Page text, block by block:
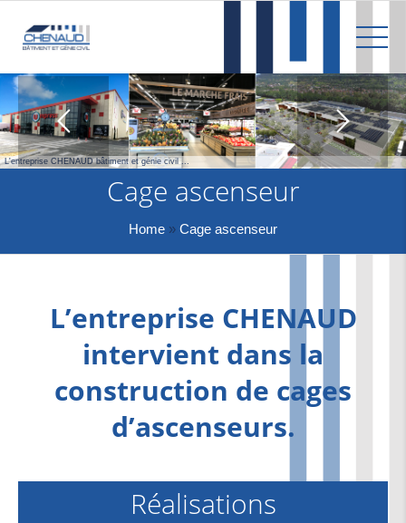
L'entreprise CHENAUD bâtiment et génie civil ...
Cage ascenseur
Home » Cage ascenseur
L’entreprise CHENAUD
intervient dans la
construction de cages
d’ascenseurs.
Réalisations